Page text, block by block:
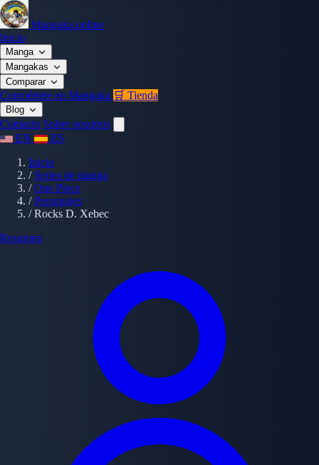
Mangaka.online
Inicio
Manga
Mangakas
Comparar
Conviértete en Mangaka 🛒 Tienda
Blog
Contacto Sobre nosotros
EN
ES
Inicio
/ Series de manga
/ One Piece
/ Personajes
/ Rocks D. Xebec
Resumen